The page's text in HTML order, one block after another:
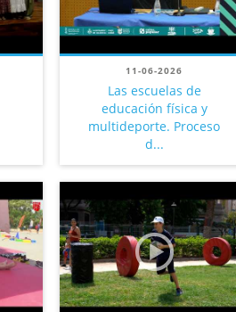
11-06-2026
Las escuelas de
educación física y
multideporte. Proceso
d...